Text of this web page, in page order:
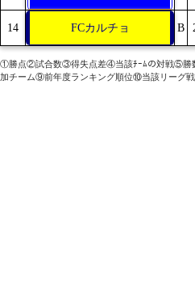
14 FCカルチョ B
①勝点②試合数③得失点差④当該ﾁｰﾑの対戦⑤勝
加チーム⑨前年度ランキング順位⑩当該リーグ